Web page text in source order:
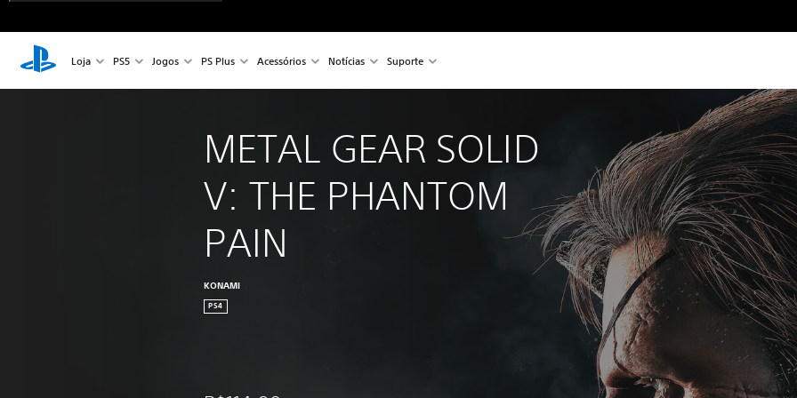
Loja PS5 Jogos PS Plus Acessórios Notícias Suporte
METAL GEAR SOLID
V: THE PHANTOM
PAIN
KONAMI
PS4